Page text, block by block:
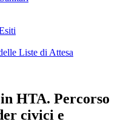
Liste di Attesa
HTA. Percorso
civici e